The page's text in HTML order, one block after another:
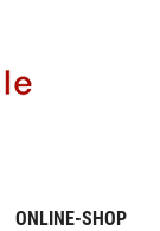
ONLINE-SHOP